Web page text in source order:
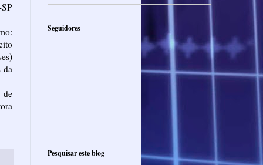
da
Seguidores
Pesquisar este blog